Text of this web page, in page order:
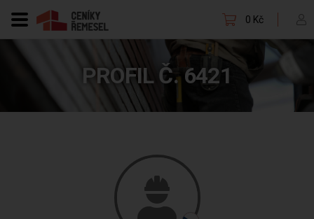
0 Kč
PROFIL Č. 6421